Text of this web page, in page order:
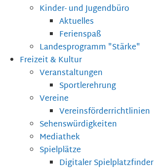
Kinder- und Jugendbüro
Aktuelles
Ferienspaß
Landesprogramm "Stärke"
Freizeit & Kultur
Veranstaltungen
Sportlerehrung
Vereine
Vereinsförderrichtlinien
Sehenswürdigkeiten
Mediathek
Spielplätze
Digitaler Spielplatzfinder